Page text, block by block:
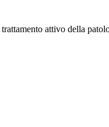
attivo della